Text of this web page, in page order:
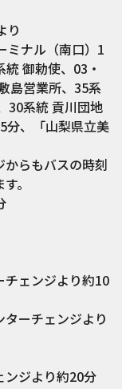
り
ミナル（南口）1
御勅使、03・
島営業所、35系
30系統 貢川団地
分、「山梨県立美
らもバスの時刻
。
チェンジより約10
ターチェンジより
ンジより約20分